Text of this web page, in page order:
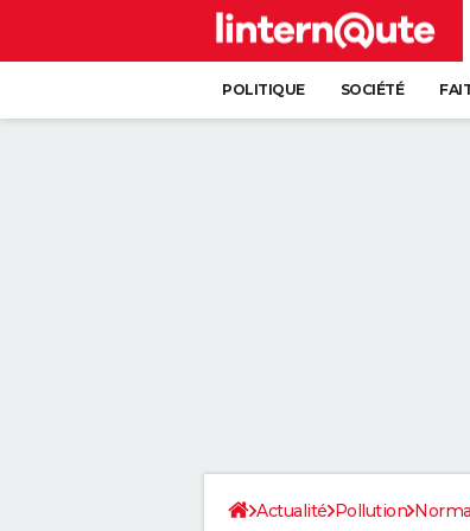
POLITIQUE SOCIÉTÉ
Actualité Pollution